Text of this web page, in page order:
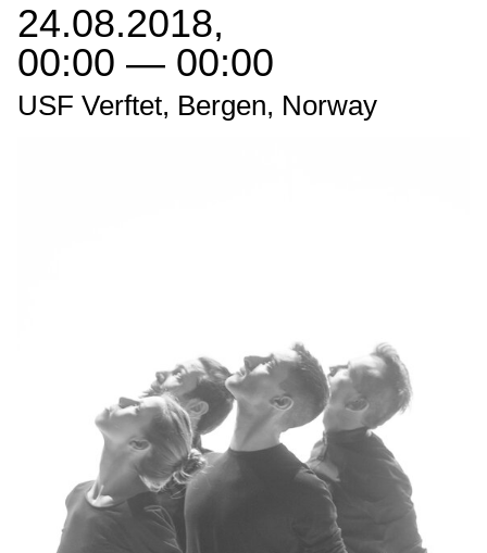
SØK →
24.08.2018,
00:00 — 00:00
USF Verftet, Bergen, Norway